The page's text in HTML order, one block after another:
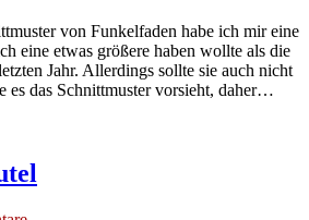
von Funkelfaden habe ich mir eine
eine etwas größere haben wollte als die
Jahr. Allerdings sollte sie auch nicht
es das Schnittmuster vorsieht, daher…